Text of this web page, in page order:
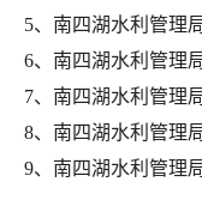
5、南四湖水利管理
6、南四湖水利管理
7、南四湖水利管理
8、南四湖水利管理
9、南四湖水利管理